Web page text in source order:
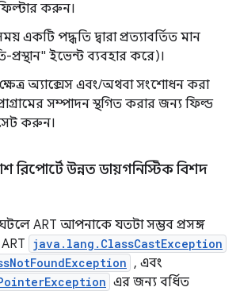
করুন।
একটি পদ্ধতি দ্বারা প্রত্যাবর্তিত মান
প্রস্থান" ইভেন্ট ব্যবহার করে)।
ক্ষেত্র অ্যাক্সেস এবং/অথবা সংশোধন করা
সম্পাদন স্থগিত করার জন্য ফিল্ড
করুন।
রিপোর্টে উন্নত ডায়গনিস্টিক বিশদ
ART আপনাকে যতটা সম্ভব প্রসঙ্গ
java.lang.ClassCastException
, এবং
এর জন্য বর্ধিত